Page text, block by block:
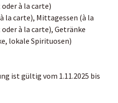
à la carte)
la carte), Mittagessen (à la
à la carte), Getränke
lokale Spirituosen)
ist gültig vom 1.11.2025 bis